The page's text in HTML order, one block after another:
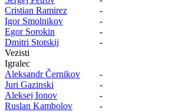
Cristian Ramirez
-
Igor Smolnikov
-
Egor Sorokin
-
Dmitri Stotskij
-
Vezisti
Igralec
Aleksandr Černikov
-
Juri Gazinski
-
Aleksej Ionov
-
Ruslan Kambolov
-